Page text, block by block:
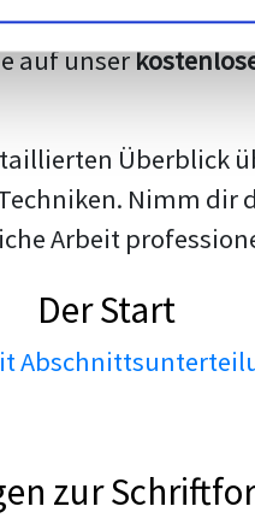
erfahrenen
auf unser
Überblick
Nimm dir
Arbeit
Der Start
zur